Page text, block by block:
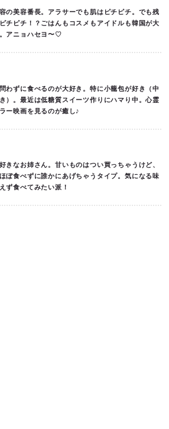
の美容番長。アラサーでも肌はピチピチ。でも残
チピチ！？ごはんもコスメもアイドルも韓国が大
アニョハセヨ〜♡
わずに食べるのが大好き。特に小籠包が好き（中
）。最近は低糖質スイーツ作りにハマり中。心霊
ー映画を見るのが癒し♪
きなお姉さん。甘いものはつい買っちゃうけど、
ぼ食べずに誰かにあげちゃうタイプ。気になる味
ず食べてみたい派！